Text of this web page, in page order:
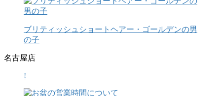
ブリティッシュショートヘアー・ゴールデンの男
の子
名古屋店
!